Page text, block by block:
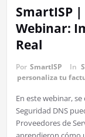
SmartISP |
Webinar:
Real
Por SmartISP In
personaliza tu
En este webinar,
Seguridad DNS
Proveedores de